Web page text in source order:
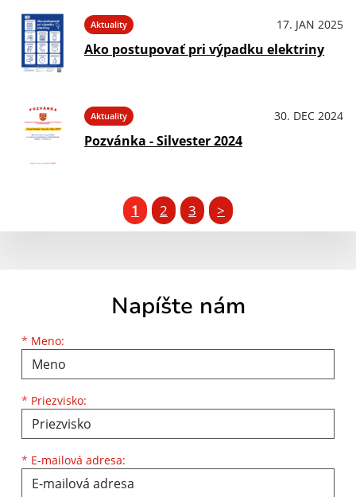
Aktuality 17. JAN 2025
Ako postupovať pri výpadku elektriny
Aktuality 30. DEC 2024
Pozvánka - Silvester 2024
1 2 3 >
Napíšte nám
* Meno:
Meno
* Priezvisko:
Priezvisko
* E-mailová adresa:
E-mailová adresa